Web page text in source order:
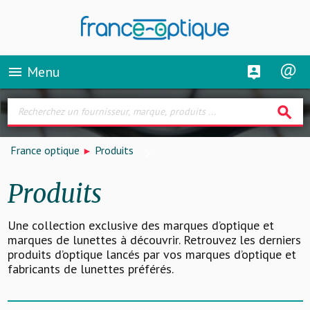
menu Menu
search
France optique Produits
Produits
Une collection exclusive des marques d’optique et
marques de lunettes à découvrir. Retrouvez les derniers
produits d’optique lancés par vos marques d’optique et
fabricants de lunettes préférés.